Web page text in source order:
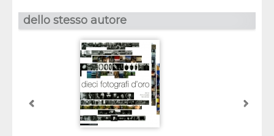
dello stesso autore